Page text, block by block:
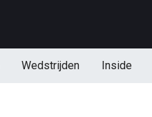
Wedstrijden Inside